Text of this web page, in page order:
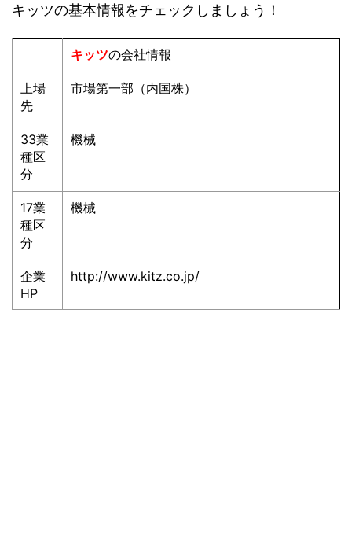
キッツの基本情報をチェックしましょう！
キッツの会社情報
上場
先
市場第一部（内国株）
33業
種区
分
機械
17業
種区
分
機械
企業
HP
http://www.kitz.co.jp/